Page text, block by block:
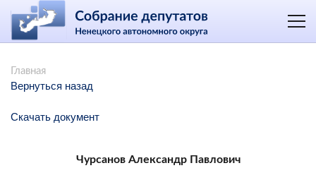
Главная
Вернуться назад
Скачать документ
Чурсанов Александр Павлович